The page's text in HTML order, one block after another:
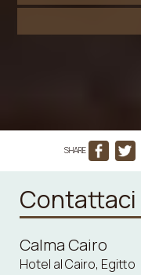
SHARE
Contattaci
Calma Cairo
Hotel al Cairo, Egitto